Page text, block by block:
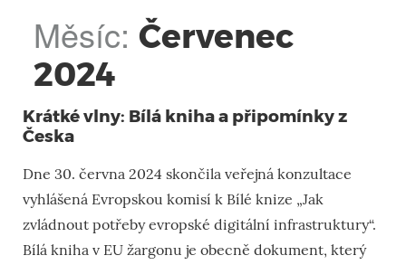
Měsíc: Červenec
2024
Krátké vlny: Bílá kniha a připomínky z
Česka
Dne 30. června 2024 skončila veřejná konzultace
vyhlášená Evropskou komisí k Bílé knize „Jak
zvládnout potřeby evropské digitální infrastruktury“.
Bílá kniha v EU žargonu je obecně dokument, který